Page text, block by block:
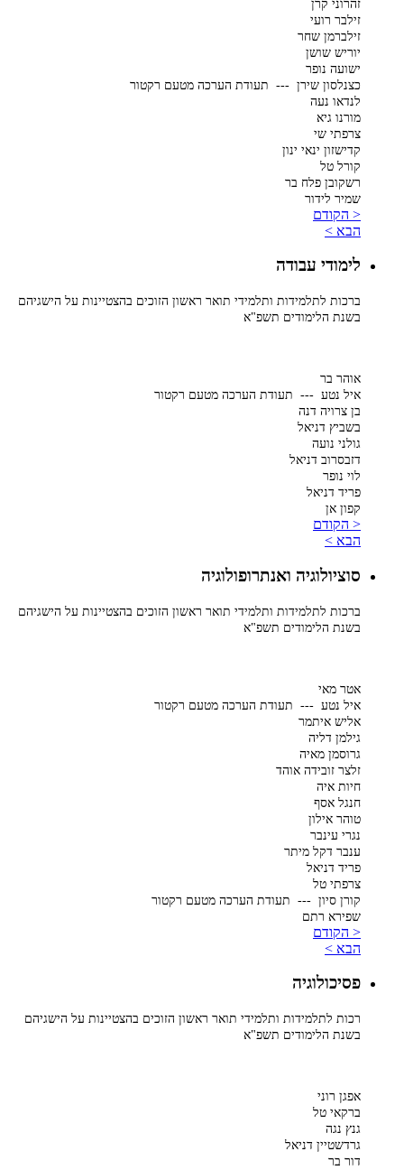
זהרוני קרן
זילבר רועי
זילברמן שחר
יוריש שושן
ישועה נופר
כצנלסון שירן --- תעודת הערכה מטעם רקטור
לנדאו נעה
מורנו גיא
צרפתי שי
קדישזון ינאי ינון
קורל טל
רשקובן פלח בר
שמיר לידור
< הקודם
הבא >
לימודי עבודה
ברכות לתלמידות ותלמידי תואר ראשון הזוכים בהצטיינות על הישגיהם
בשנת הלימודים תשפ"א
אוהר בר
איל נטע --- תעודת הערכה מטעם רקטור
בן צרויה דנה
בשביץ דניאל
גולני נועה
דזבסרוב דניאל
לוי נופר
פריד דניאל
קפון אן
< הקודם
הבא >
סוציולוגיה ואנתרופולוגיה
ברכות לתלמידות ותלמידי תואר ראשון הזוכים בהצטיינות על הישגיהם
בשנת הלימודים תשפ"א
אטר מאי
איל נטע --- תעודת הערכה מטעם רקטור
אליש איתמר
גילמן דליה
גרוסמן מאיה
זלצר זובידה אוהד
חיות איה
חנגל אסף
טוהר אילון
נגרי עינבר
ענבר דקל מיתר
פריד דניאל
צרפתי טל
קורן סיון --- תעודת הערכה מטעם רקטור
שפירא רתם
< הקודם
הבא >
פסיכולוגיה
רכות לתלמידות ותלמידי תואר ראשון הזוכים בהצטיינות על הישגיהם
בשנת הלימודים תשפ"א
אפגן רוני
ברקאי טל
גנץ נגה
גרדשטיין דניאל
דור בר